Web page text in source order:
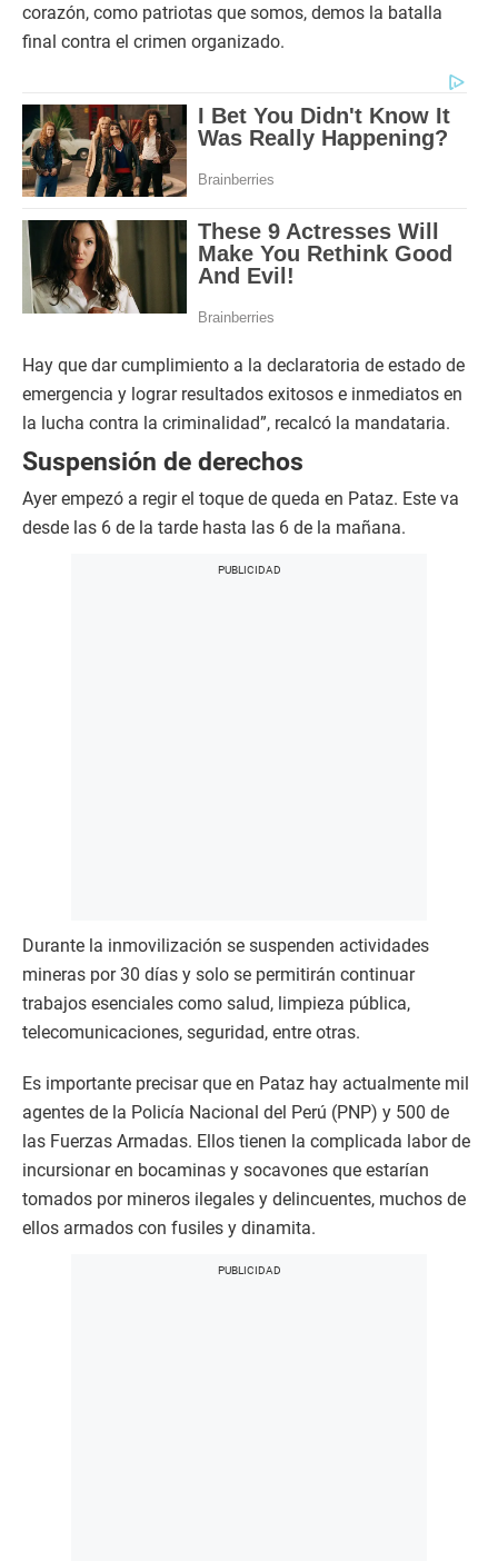
corazón, como patriotas que somos, demos la batalla
final contra el crimen organizado.
Hay que dar cumplimiento a la declaratoria de estado de
emergencia y lograr resultados exitosos e inmediatos en
la lucha contra la criminalidad”, recalcó la mandataria.
Suspensión de derechos
Ayer empezó a regir el toque de queda en Pataz. Este va
desde las 6 de la tarde hasta las 6 de la mañana.
Durante la inmovilización se suspenden actividades
mineras por 30 días y solo se permitirán continuar
trabajos esenciales como salud, limpieza pública,
telecomunicaciones, seguridad, entre otras.
Es importante precisar que en Pataz hay actualmente mil
agentes de la Policía Nacional del Perú (PNP) y 500 de
las Fuerzas Armadas. Ellos tienen la complicada labor de
incursionar en bocaminas y socavones que estarían
tomados por mineros ilegales y delincuentes, muchos de
ellos armados con fusiles y dinamita.